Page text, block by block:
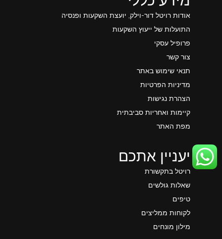
אודות רויטל דור-וילק, יועצת השקעות ופנסיה
התועלות של ייעוץ השקעות
פרופיל עסקי
צור קשר
תנאי שימוש באתר
מדיניות הפרטיות
הצהרת נגישות
קיימות ואחריות סביבתית
מפת האתר
יעניין אתכם
רויטל בתקשורת
שאלות גולשים
טיפים
לקוחות ממליצים
מילון מונחים